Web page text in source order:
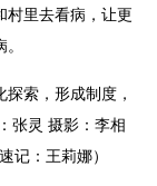
村里去看病，让更
索，形成制度，
张灵 摄影：李相
记：王莉娜）